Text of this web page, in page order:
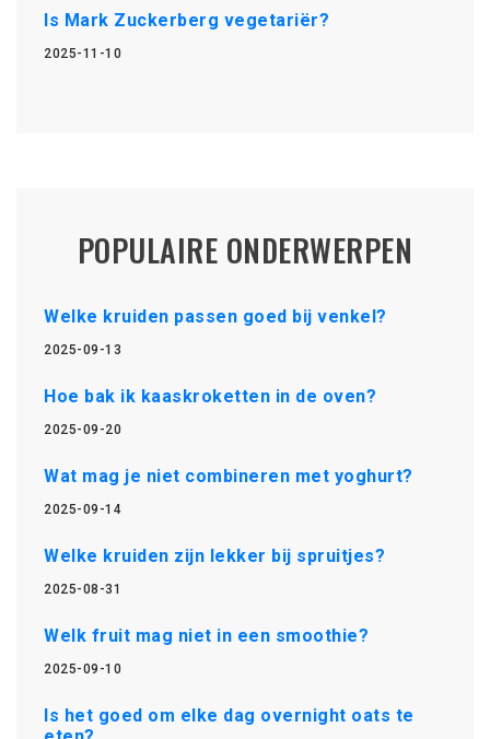
Is Mark Zuckerberg vegetariër?
2025-11-10
POPULAIRE ONDERWERPEN
Welke kruiden passen goed bij venkel?
2025-09-13
Hoe bak ik kaaskroketten in de oven?
2025-09-20
Wat mag je niet combineren met yoghurt?
2025-09-14
Welke kruiden zijn lekker bij spruitjes?
2025-08-31
Welk fruit mag niet in een smoothie?
2025-09-10
Is het goed om elke dag overnight oats te